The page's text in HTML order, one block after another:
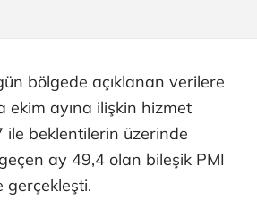
bölgede açıklanan verilere
ekim ayına ilişkin hizmet
ile beklentilerin üzerinde
ay 49,4 olan bileşik PMI
gerçekleşti.